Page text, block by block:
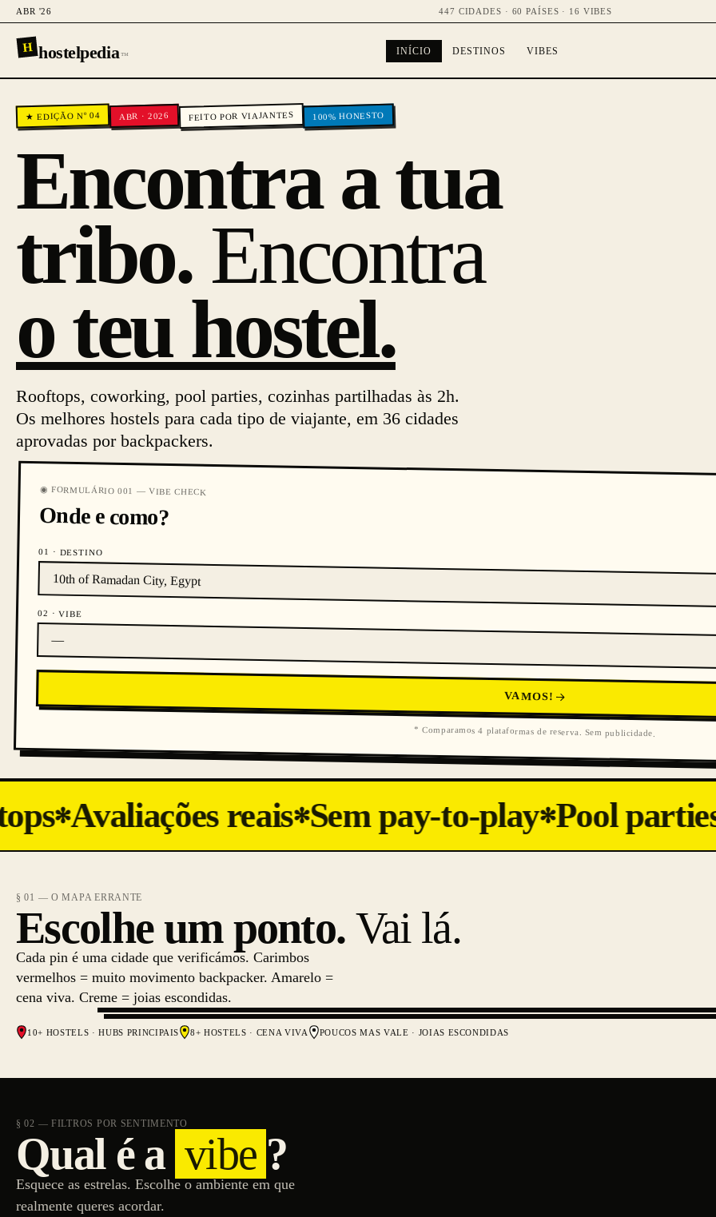
ABR '26 447 CIDADES · 60 PAÍSES · 16 VIBES
H hostelpedia™ INÍCIO DESTINOS VIBES
★EDIÇÃO Nº 04 ABR · 2026 FEITO POR VIAJANTES 100% HONESTO
Encontra a tua
tribo. Encontra
o teu hostel.
Rooftops, coworking, pool parties, cozinhas partilhadas às 2h.
Os melhores hostels para cada tipo de viajante, em 36 cidades
aprovadas por backpackers.
◉ FORMULÁRIO 001 — VIBE CHECK
Onde e como?
01 · DESTINO
02 · VIBE
VAMOS!
* Comparamos 4 plataformas de reserva. Sem publicidade.
✻Avaliações reais✻Sem pay-to-play✻Pool parties
§ 01 — O MAPA ERRANTE
Escolhe um ponto. Vai lá.
Cada pin é uma cidade que verificámos. Carimbos
vermelhos = muito movimento backpacker. Amarelo =
cena viva. Creme = joias escondidas.
10+ HOSTELS · HUBS PRINCIPAIS 8+ HOSTELS · CENA VIVA POUCOS MAS VALE · JOIAS ESCONDIDAS
§ 02 — FILTROS POR SENTIMENTO
Qual é a vibe ?
Esquece as estrelas. Escolhe o ambiente em que
realmente queres acordar.